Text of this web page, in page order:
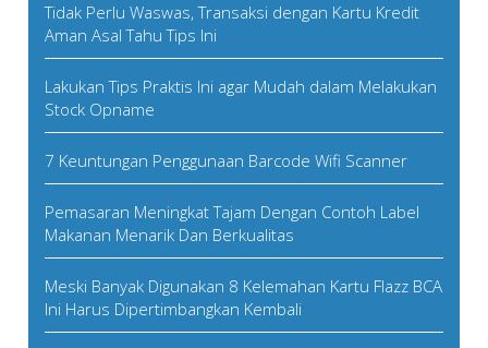
Tidak Perlu Waswas, Transaksi dengan Kartu Kredit
Aman Asal Tahu Tips Ini
Lakukan Tips Praktis Ini agar Mudah dalam Melakukan
Stock Opname
7 Keuntungan Penggunaan Barcode Wifi Scanner
Pemasaran Meningkat Tajam Dengan Contoh Label
Makanan Menarik Dan Berkualitas
Meski Banyak Digunakan 8 Kelemahan Kartu Flazz BCA
Ini Harus Dipertimbangkan Kembali